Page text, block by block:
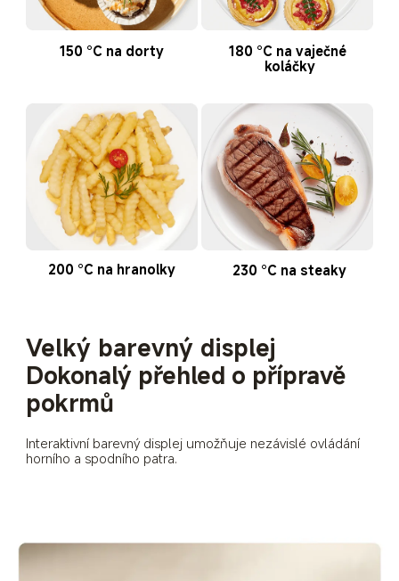
150 °C na dorty
180 °C na vaječné
koláčky
200 °C na hranolky 230 °C na steaky
Velký barevný displej
Dokonalý přehled o přípravě
pokrmů
Interaktivní barevný displej umožňuje nezávislé ovládání
horního a spodního patra.